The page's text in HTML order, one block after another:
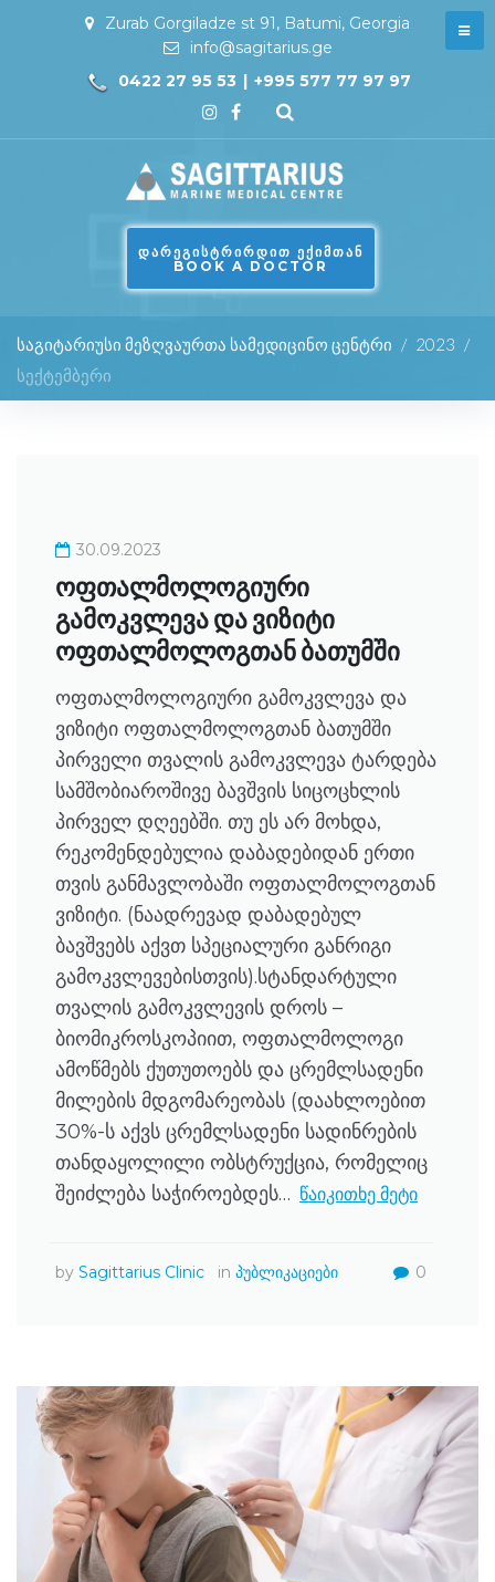
Zurab Gorgiladze st 91, Batumi, Georgia
info@sagitarius.ge
0422 27 95 53 | +995 577 77 97 97
ᲓᲐᲠᲔᲒᲘᲡᲢᲠᲘᲠᲓᲘᲗ ᲔᲥᲘᲛᲗᲐᲜ
BOOK A DOCTOR
საგიტარიუსი მეზღვაურთა სამედიცინო ცენტრი / 2023 /
სექტემბერი
30.09.2023
ოფთალმოლოგიური
გამოკვლევა და ვიზიტი
ოფთალმოლოგთან ბათუმში
ოფთალმოლოგიური გამოკვლევა და
ვიზიტი ოფთალმოლოგთან ბათუმში
პირველი თვალის გამოკვლევა ტარდება
სამშობიაროშივე ბავშვის სიცოცხლის
პირველ დღეებში. თუ ეს არ მოხდა,
რეკომენდებულია დაბადებიდან ერთი
თვის განმავლობაში ოფთალმოლოგთან
ვიზიტი. (ნაადრევად დაბადებულ
ბავშვებს აქვთ სპეციალური განრიგი
გამოკვლევებისთვის).სტანდარტული
თვალის გამოკვლევის დროს –
ბიომიკროსკოპიით, ოფთალმოლოგი
ამოწმებს ქუთუთოებს და ცრემლსადენი
მილების მდგომარეობას (დაახლოებით
30%-ს აქვს ცრემლსადენი სადინრების
თანდაყოლილი ობსტრუქცია, რომელიც
შეიძლება საჭიროებდეს… წაიკითხე მეტი
by Sagittarius Clinic in პუბლიკაციები 0